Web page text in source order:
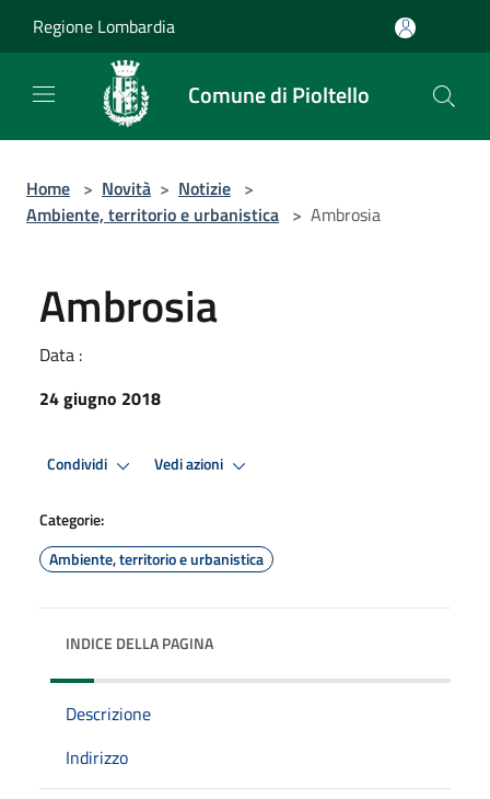
Regione Lombardia
Comune di Pioltello
Home > Novità > Notizie >
Ambiente, territorio e urbanistica > Ambrosia
Ambrosia
Data :
24 giugno 2018
Condividi Vedi azioni
Categorie:
Ambiente, territorio e urbanistica
INDICE DELLA PAGINA
Descrizione
Indirizzo